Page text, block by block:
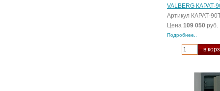
VALBERG КАРАТ-
Артикул КАРАТ-
Цена 109 050 руб.
Подробнее..
в